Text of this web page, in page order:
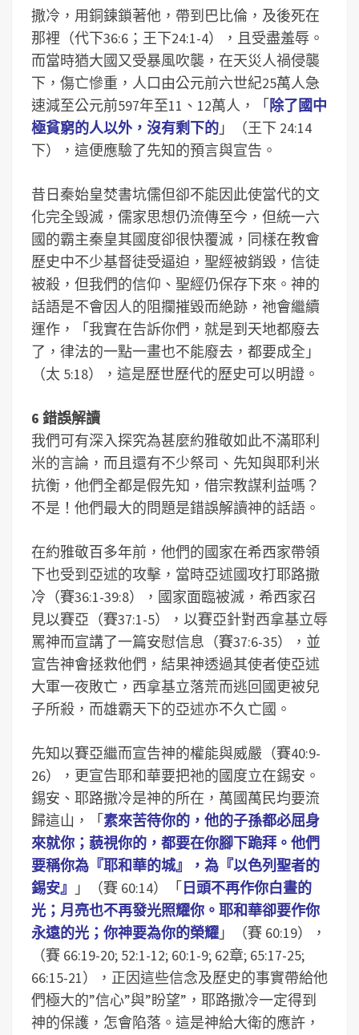
撒冷，用銅鍊鎖著他，帶到巴比倫，及後死在
那裡（代下36:6；王下24:1-4），且受盡羞辱。
而當時猶大國又受暴風吹襲，在天災人禍侵襲
下，傷亡慘重，人口由公元前六世紀25萬人急
速減至公元前597年至11、12萬人，「除了國中
極貧窮的人以外，沒有剩下的 」（王下 24:14
下），這便應驗了先知的預言與宣告。
昔日秦始皇焚書坑儒但卻不能因此使當代的文
化完全毁滅，儒家思想仍流傳至今，但統一六
國的霸主秦皇其國度卻很快覆滅，同樣在教會
歷史中不少基督徒受逼迫，聖經被銷毀，信徒
被殺，但我們的信仰、聖經仍保存下來。神的
話語是不會因人的阻攔摧毀而絶跡，祂會繼續
運作，「我實在告訴你們，就是到天地都廢去
了，律法的一點一畫也不能廢去，都要成全」
（太 5:18），這是歷世歷代的歷史可以明證。
6 錯誤解讀
我們可有深入探究為甚麼約雅敬如此不滿耶利
米的言論，而且還有不少祭司、先知與耶利米
抗衡，他們全都是假先知，借宗教謀利益嗎？
不是！他們最大的問題是錯誤解讀神的話語。
在約雅敬百多年前，他們的國家在希西家帶領
下也受到亞述的攻擊，當時亞述國攻打耶路撒
冷（賽36:1-39:8），國家面臨被滅，希西家召
見以賽亞（賽37:1-5），以賽亞針對西拿基立辱
罵神而宣講了一篇安慰信息（賽37:6-35），並
宣告神會拯救他們，結果神透過其使者使亞述
大軍一夜敗亡，西拿基立落荒而逃回國更被兒
子所殺，而雄霸天下的亞述亦不久亡國。
先知以賽亞繼而宣告神的權能與威嚴（賽40:9-
26），更宣告耶和華要把祂的國度立在錫安。
錫安、耶路撒冷是神的所在，萬國萬民均要流
歸這山，「素來苦待你的，他的子孫都必屈身
來就你；藐視你的，都要在你腳下跪拜。他們
要稱你為『耶和華的城』，為『以色列聖者的
錫安』
」（賽 60:14）「 日頭不再作你白晝的
光；月亮也不再發光照耀你。耶和華卻要作你
永遠的光；你神要為你的榮耀 」（賽 60:19），
（賽 66:19-20; 52:1-12; 60:1-9; 62章; 65:17-25;
66:15-21），正因這些信念及歷史的事實帶給他
們極大的”信心”與”盼望”，耶路撒冷一定得到
神的保護，怎會陷落。這是神給大衛的應許，